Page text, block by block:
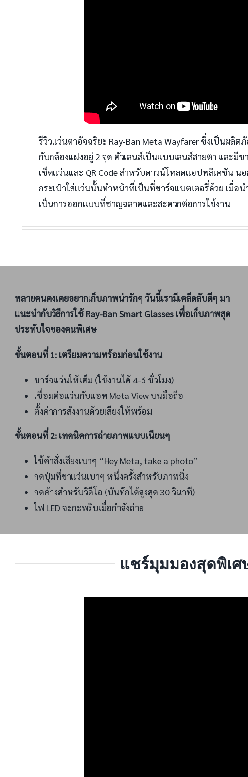
รีวิวแว่นตาอัจฉริยะ Ray-Ban Meta Wayfarer ซึ่งเป็นผลิ
กับกล้องแฝงอยู่ 2 จุด ตัวเลนส์เป็นแบบเลนส์สายตา และ
เช็ดแว่นและ QR Code สำหรับดาวน์โหลดแอปพลิเคชัน
กระเป๋าใส่แว่นนั้นทำหน้าที่เป็นที่ชาร์จแบตเตอรี่ด้วย เมื่อน
เป็นการออกแบบที่ชาญฉลาดและสะดวกต่อการใช้งาน
หลายคนคงเคยอยากเก็บภาพน่ารักๆ วันนี้เรามีเคล็ดลับดีๆ มา
แนะนำกับวิธีการใช้ Ray-Ban Smart Glasses เพื่อเก็บภาพสุด
ประทับใจของคนพิเศษ
ขั้นตอนที่ 1: เตรียมความพร้อมก่อนใช้งาน
ชาร์จแว่นให้เต็ม (ใช้งานได้ 4-6 ชั่วโมง)
เชื่อมต่อแว่นกับแอพ Meta View บนมือถือ
ตั้งค่าการสั่งงานด้วยเสียงให้พร้อม
ขั้นตอนที่ 2: เทคนิคการถ่ายภาพแบบเนียนๆ
ใช้คำสั่งเสียงเบาๆ “Hey Meta, take a photo”
กดปุ่มที่ขาแว่นเบาๆ หนึ่งครั้งสำหรับภาพนิ่ง
กดค้างสำหรับวิดีโอ (บันทึกได้สูงสุด 30 วินาที)
ไฟ LED จะกะพริบเมื่อกำลังถ่าย
แชร์มุมมองสุดพิเศ